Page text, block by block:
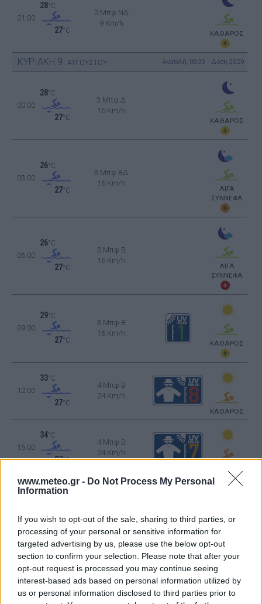
www.meteo.gr - Do Not Process My Personal
Information
If you wish to opt-out of the sale, sharing to third parties, or
processing of your personal or sensitive information for
targeted advertising by us, please use the below opt-out
section to confirm your selection. Please note that after your
opt-out request is processed you may continue seeing
interest-based ads based on personal information utilized by
us or personal information disclosed to third parties prior to
21:00
28°C
27°C
2 Μπφ ΝΔ
9 Km/h
ΚΑΘΑΡΟΣ
ΚΥΡΙΑΚΗ 9 ΑΥΓΟΥΣΤΟΥ Ανατολή: 06:33 - Δύση 20:29
00:00
28°C
27°C
3 Μπφ Δ
16 Km/h
ΚΑΘΑΡΟΣ
03:00
26°C
27°C
3 Μπφ ΒΔ
16 Km/h
ΛΙΓΑ
ΣΥΝΝΕΦΑ
06:00
26°C
27°C
3 Μπφ B
16 Km/h
ΛΙΓΑ
ΣΥΝΝΕΦΑ
09:00
29°C
27°C
3 Μπφ B
16 Km/h
ΚΑΘΑΡΟΣ
12:00
33°C
27°C
4 Μπφ B
24 Km/h
ΚΑΘΑΡΟΣ
15:00
34°C
27°C
4 Μπφ B
24 Km/h
35°C
27°C
ΚΑΘΑΡΟΣ
21:00
30 °C
27°C
3 Μπφ ΒΔ
16 Km/h
ΚΑΘΑΡΟΣ
ΔΕΥΤΕΡΑ10 Ανατολή: 06:34 - Δύση 20:28